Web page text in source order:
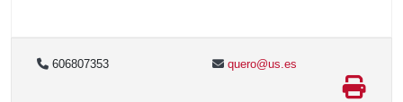
606807353 quero@us.es